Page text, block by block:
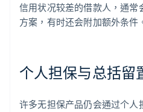
信用状况较差的借款人，通
方案，有时还会附加额外条件
个人担保与总括留
许多无担保产品仍会通过个